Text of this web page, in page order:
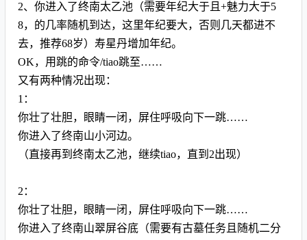
2、你进入了终南太乙池（需要年纪大于且+魅力大于5
8，的几率随机到达，这里年纪要大，否则几天都进不
去，推荐68岁）寿星丹增加年纪。
OK，用跳的命令/tiao跳至……
又有两种情况出现：
1：
你壮了壮胆，眼睛一闭，屏住呼吸向下一跳……
你进入了终南山小河边。
（直接再到终南太乙池，继续tiao，直到2出现）
2：
你壮了壮胆，眼睛一闭，屏住呼吸向下一跳……
你进入了终南山翠屏谷底（需要有古墓任务且随机二分